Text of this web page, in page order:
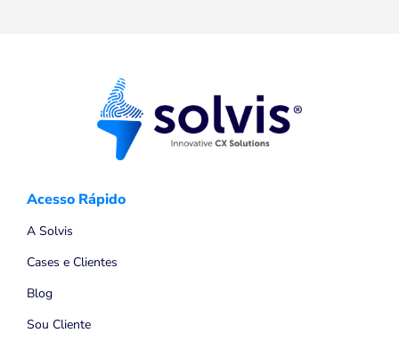
Acesso Rápido
A Solvis
Cases e Clientes
Blog
Sou Cliente